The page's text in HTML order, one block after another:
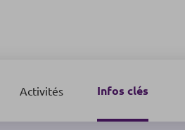
Activités Infos clés